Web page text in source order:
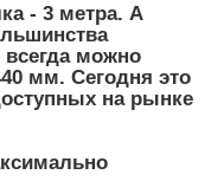
- 3 метра. А
можно
мм. Сегодня это
на рынке